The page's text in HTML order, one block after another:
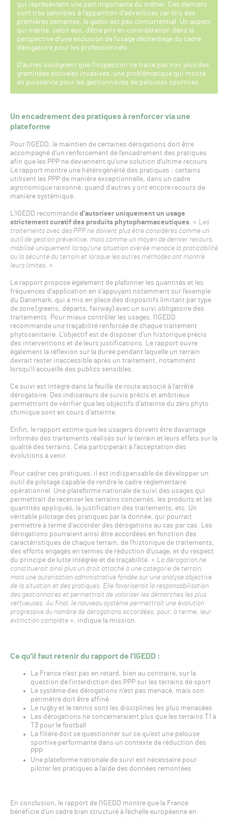
qui représentent une part importante du métier. Ces derniers
sont très sensibles à l’apparition d’adventices car lors des
premières semaines, le gazon est peu concurrentiel. Un aspect
qui mérite, selon eux, d’être pris en considération dans la
perspective d’une exclusion de l’usage désherbage du cadre
dérogatoire pour les professionnels.
D’autres soulignent que l’inspection ne traite pas non plus des
graminées estivales invasives, une problématique qui monte
en puissance pour les gestionnaires de pelouses sportives.
Un encadrement des pratiques à renforcer via une
plateforme
Pour l’IGEDD, le maintien de certaines dérogations doit être
accompagné d’un renforcement de l’encadrement des pratiques
afin que les PPP ne deviennent qu’une solution d’ultime recours.
Le rapport montre une hétérogénéité des pratiques : certains
utilisent les PPP de manière exceptionnelle, dans un cadre
agronomique raisonné, quand d’autres y ont encore recours de
manière systémique.
L’IGEDD recommande d’autoriser uniquement un usage
strictement curatif des produits phytopharmaceutiques. « Les
traitements avec des PPP ne doivent plus être considérés comme un
outil de gestion préventive, mais comme un moyen de dernier recours,
mobilisé uniquement lorsqu’une situation avérée menace la praticabilité
ou la sécurité du terrain et lorsque les autres méthodes ont montré
leurs limites. »
Le rapport propose également de plafonner les quantités et les
fréquences d’application en s’appuyant notamment sur l’exemple
du Danemark, qui a mis en place des dispositifs limitant par type
de zone (greens, départs, fairway) avec un suivi obligatoire des
traitements. Pour mieux contrôler les usages, l’IGEDD
recommande une traçabilité renforcée de chaque traitement
phytosanitaire. L’objectif est de disposer d’un historique précis
des interventions et de leurs justifications. Le rapport ouvre
également la réflexion sur la durée pendant laquelle un terrain
devrait rester inaccessible après un traitement, notamment
lorsqu’il accueille des publics sensibles.
Ce suivi est intégré dans la feuille de route associé à l’arrêté
dérogatoire. Des indicateurs de suivis précis et ambitieux
permettront de vérifier que les objectifs d’atteinte du zéro phyto
chimique sont en cours d’atteinte.
Enfin, le rapport estime que les usagers doivent être davantage
informés des traitements réalisés sur le terrain et leurs effets sur la
qualité des terrains. Cela participerait à l’acceptation des
évolutions à venir.
Pour cadrer ces pratiques, il est indispensable de développer un
outil de pilotage capable de rendre le cadre réglementaire
opérationnel. Une plateforme nationale de suivi des usages qui
permettrait de recenser les terrains concernés, les produits et les
quantités appliqués, la justification des traitements, etc. Un
véritable pilotage des pratiques par la donnée, qui pourrait
permettre à terme d’accorder des dérogations au cas par cas. Les
dérogations pourraient ainsi être accordées en fonction des
caractéristiques de chaque terrain, de l’historique de traitements,
des efforts engagés en termes de réduction d’usage, et du respect
du principe de lutte intégrée et de traçabilité. « La dérogation ne
constituerait ainsi plus un droit attaché à une catégorie de terrain,
mais une autorisation administrative fondée sur une analyse objective
de la situation et des pratiques. Elle favoriserait la responsabilisation
des gestionnaires et permettrait de valoriser les démarches les plus
vertueuses. Au final, le nouveau système permettrait une évolution
progressive du nombre de dérogations accordées, pour, à terme, leur
extinction complète», indique la mission.
Ce qu’il faut retenir du rapport de l’IGEDD :
La France n’est pas en retard, bien au contraire, sur la
question de l’interdiction des PPP sur les terrains de sport
Le système des dérogations n’est pas menacé, mais son
périmètre doit être affiné
Le rugby et le tennis sont les disciplines les plus menacées
Les dérogations ne concerneraient plus que les terrains T1 à
T3 pour le football
La filière doit se questionner sur ce qu’est une pelouse
sportive performante dans un contexte de réduction des
PPP
Une plateforme nationale de suivi est nécessaire pour
piloter les pratiques à l’aide des données remontées
En conclusion, le rapport de l’IGEDD montre que la France
bénéficie d’un cadre bien structuré à l’échelle européenne en